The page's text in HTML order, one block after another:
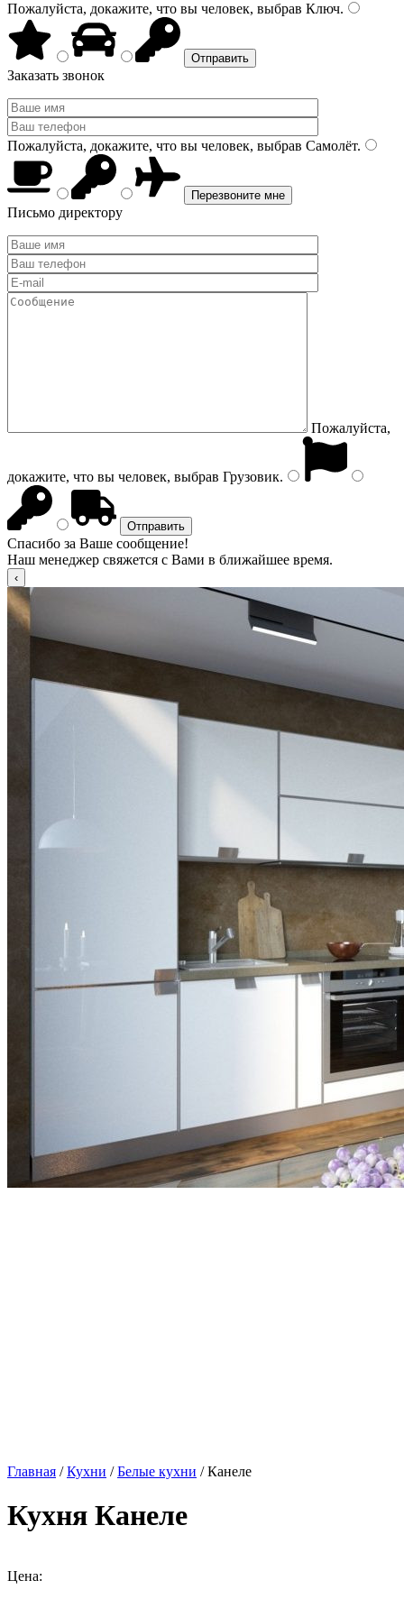
Пожалуйста, докажите, что вы человек, выбрав Ключ.
Заказать звонок
Пожалуйста, докажите, что вы человек, выбрав Самолёт.
Письмо директору
Пожалуйста,
докажите, что вы человек, выбрав Грузовик.
Спасибо за Ваше сообщение!
Наш менеджер свяжется с Вами в ближайшее время.
Главная /Кухни /Белые кухни / Канеле
Кухня Канеле
Цена: